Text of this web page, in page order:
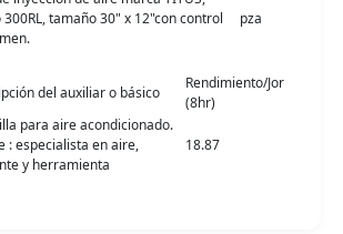
300RL, tamaño 30" x 12"con control
pza
del auxiliar o básico
Rendimiento/Jor
(8hr)
para aire acondicionado.
: especialista en aire,
y herramienta
18.87